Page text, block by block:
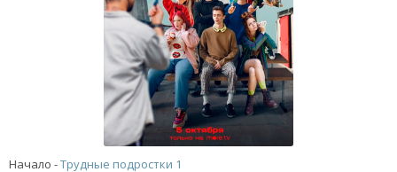
Начало -Трудные подростки 1